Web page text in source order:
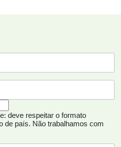
deve respeitar o formato
de país. Não trabalhamos com